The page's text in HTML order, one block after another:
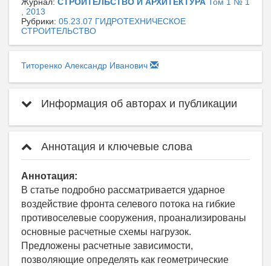
, 2013
Рубрики: 05.23.07 ГИДРОТЕХНИЧЕСКОЕ
СТРОИТЕЛЬСТВО
Титоренко Александр Иванович
Информация об авторах и публикации
Аннотация и ключевые слова
Аннотация:
В статье подробно рассматривается ударное
воздействие фронта селевого потока на гибкие
противоселевые сооружения, проанализированы
основные расчетные схемы нагрузок.
Предложены расчетные зависимости,
позволяющие определять как геометрические